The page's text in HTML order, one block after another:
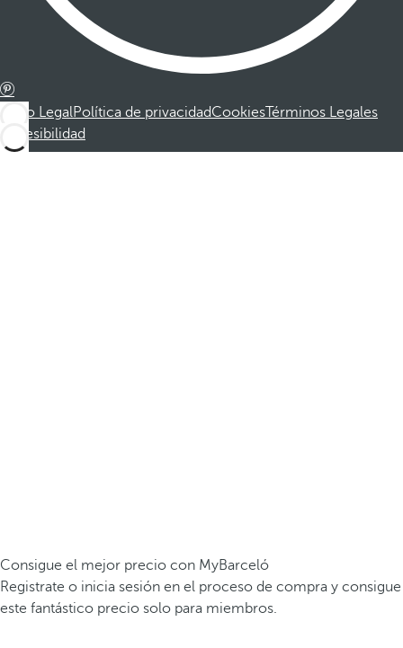
Aviso LegalPolítica de privacidadCookiesTérminos Legales
Accesibilidad
Consigue el mejor precio con MyBarceló
Registrate o inicia sesión en el proceso de compra y consigue
este fantástico precio solo para miembros.